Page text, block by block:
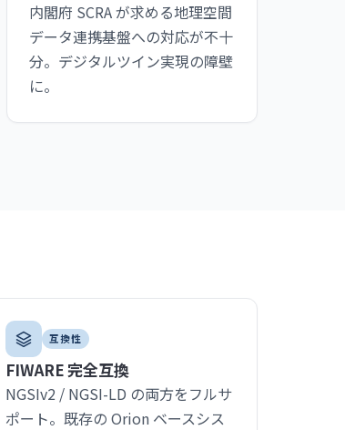
内閣府 SCRA が求める地理空間
データ連携基盤への対応が不十
分。デジタルツイン実現の障壁
に。
互換性
FIWARE 完全互換
NGSIv2 / NGSI-LD の両方をフルサ
ポート。既存の Orion ベースシス